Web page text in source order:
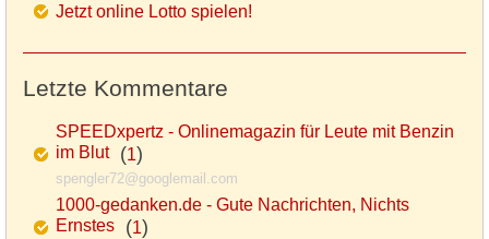
Jetzt online Lotto spielen!
Letzte Kommentare
SPEEDxpertz - Onlinemagazin für Leute mit Benzin
im Blut(1)
spengler72@googlemail.com
1000-gedanken.de - Gute Nachrichten, Nichts
Ernstes (1)